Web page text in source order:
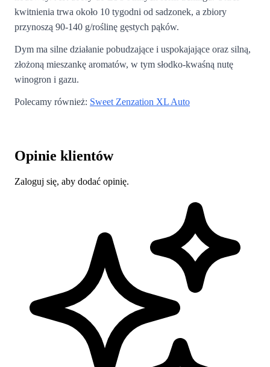
kwitnienia trwa około 10 tygodni od sadzonek, a zbiory
przynoszą 90-140 g/roślinę gęstych pąków.
Dym ma silne działanie pobudzające i uspokajające oraz silną,
złożoną mieszankę aromatów, w tym słodko-kwaśną nutę
winogron i gazu.
Polecamy również: Sweet Zenzation XL Auto
Opinie klientów
Zaloguj się, aby dodać opinię.